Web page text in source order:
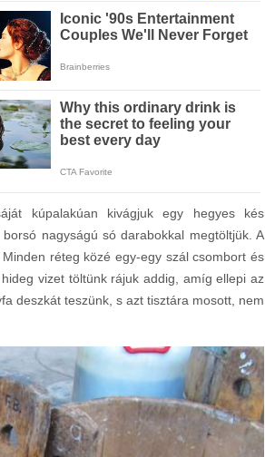
kúpalakúan kivágjuk egy hegyes kés
nagyságú só darabokkal megtöltjük. A
réteg közé egy-egy szál csombort és
vizet töltünk rájuk addig, amíg ellepi az
deszkát teszünk, s azt tisztára mosott, nem